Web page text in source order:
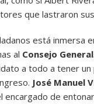
que lastraron
está inmersa
al Consejo General
a todo a tener
José Manuel
encargado de